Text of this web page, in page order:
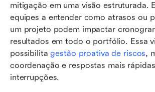
mitigação em uma visão estruturada.
equipes a entender como atrasos ou
um projeto podem impactar
resultados em todo o portfólio. Essa
possibilita gestão proativa de riscos,
coordenação e respostas mais
interrupções.